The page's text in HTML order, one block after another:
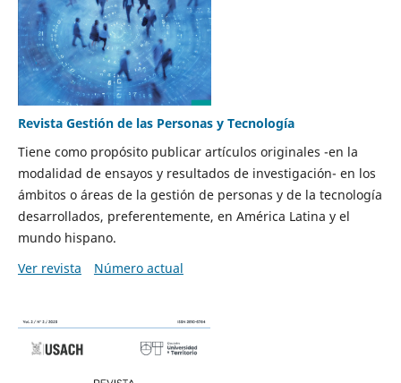
Revista Gestión de las Personas y Tecnología
Tiene como propósito publicar artículos originales -en la
modalidad de ensayos y resultados de investigación- en los
ámbitos o áreas de la gestión de personas y de la tecnología
desarrollados, preferentemente, en América Latina y el
mundo hispano.
Ver revista
Número actual